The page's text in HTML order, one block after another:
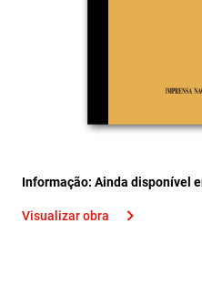
Informação: Ainda disponível
Visualizar obra